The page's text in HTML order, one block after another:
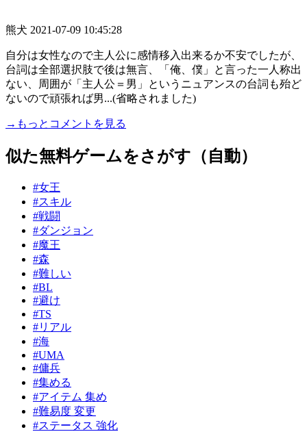
熊犬 2021-07-09 10:45:28
自分は女性なので主人公に感情移入出来るか不安でしたが、
台詞は全部選択肢で後は無言、「俺、僕」と言った一人称出
ない、周囲が「主人公＝男」というニュアンスの台詞も殆ど
ないので頑張れば男...(省略されました)
→もっとコメントを見る
似た無料ゲームをさがす（自動）
#女王
#スキル
#戦闘
#ダンジョン
#魔王
#森
#難しい
#BL
#避け
#TS
#リアル
#海
#UMA
#傭兵
#集める
#アイテム 集め
#難易度 変更
#ステータス 強化